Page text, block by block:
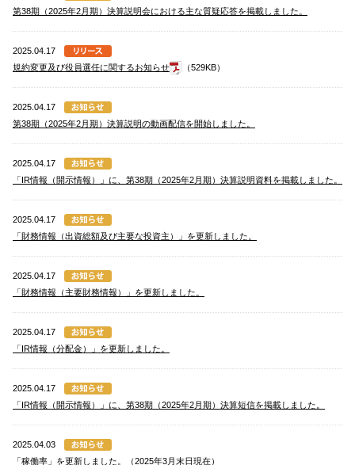
第38期（2025年2月期）決算説明会における主な質疑応答を掲載しました。
2025.04.17
規約変更及び役員選任に関するお知らせ
（529KB）
2025.04.17
第38期（2025年2月期）決算説明の動画配信を開始しました。
2025.04.17
「IR情報（開示情報）」に、第38期（2025年2月期）決算説明資料を掲載しました。
2025.04.17
「財務情報（出資総額及び主要な投資主）」を更新しました。
2025.04.17
「財務情報（主要財務情報）」を更新しました。
2025.04.17
「IR情報（分配金）」を更新しました。
2025.04.17
「IR情報（開示情報）」に、第38期（2025年2月期）決算短信を掲載しました。
2025.04.03
「稼働率」を更新しました。（2025年3月末日現在）